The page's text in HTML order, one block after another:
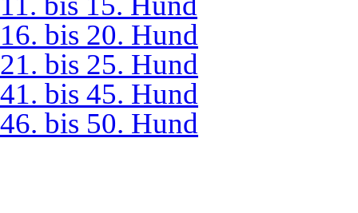
16. bis 20. Hund
21. bis 25. Hund
41. bis 45. Hund
46. bis 50. Hund